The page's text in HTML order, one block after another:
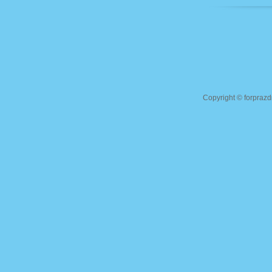
Copyright ©